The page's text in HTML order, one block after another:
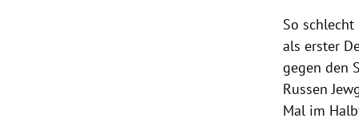
So
als erster
gegen den
Russen
Mal im